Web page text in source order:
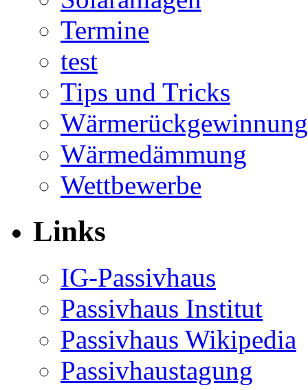
Termine
test
Tips und Tricks
Wärmerückgewinnung
Wärmedämmung
Wettbewerbe
Links
IG-Passivhaus
Passivhaus Institut
Passivhaus Wikipedia
Passivhaustagung